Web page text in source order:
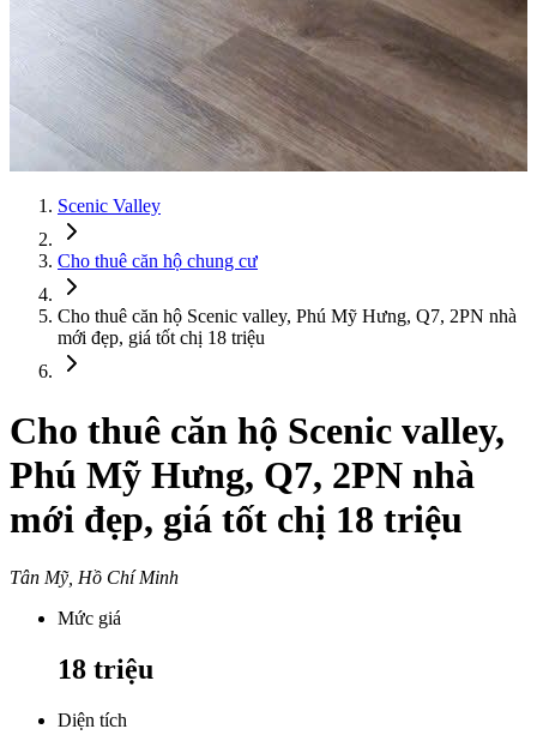
Scenic Valley
Cho thuê căn hộ chung cư
Cho thuê căn hộ Scenic valley, Phú Mỹ Hưng, Q7, 2PN nhà
mới đẹp, giá tốt chị 18 triệu
Cho thuê căn hộ Scenic valley,
Phú Mỹ Hưng, Q7, 2PN nhà
mới đẹp, giá tốt chị 18 triệu
Tân Mỹ, Hồ Chí Minh
Mức giá
18 triệu
Diện tích